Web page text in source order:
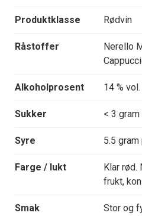
Produktklasse Rødvin
Råstoffer
Nerello
Alkoholprosent 14 % vol.
Sukker < 3
Syre 5.5
Farge / lukt
Klar rød.
frukt,
Smak
Stor og